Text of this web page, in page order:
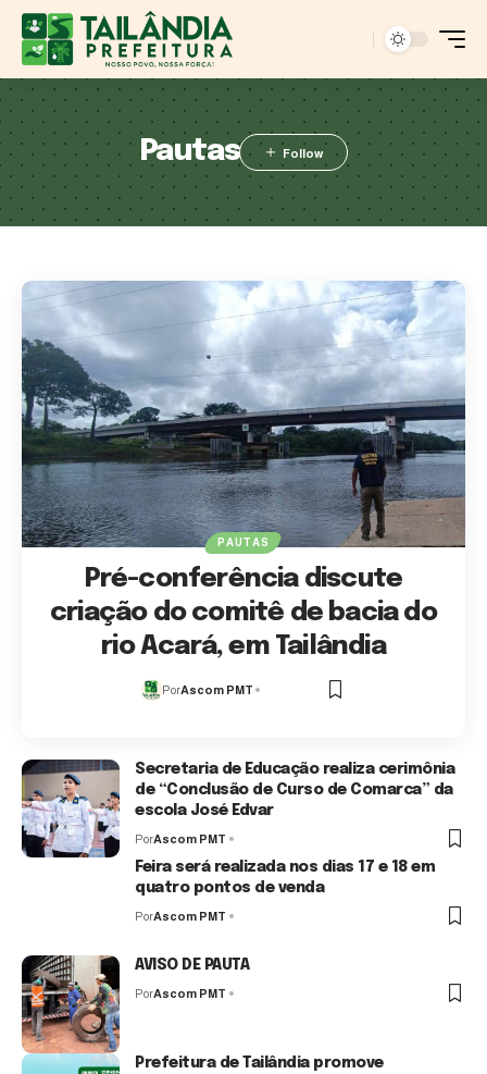
Pautas
PAUTAS
Pré-conferência discute
criação do comitê de bacia do
rio Acará, em Tailândia
PorAscom PMT
Secretaria de Educação realiza cerimônia
de “Conclusão de Curso de Comarca” da
escola José Edvar
PorAscom PMT 1 Min Read
Feira será realizada nos dias 17 e 18 em
quatro pontos de venda
PorAscom PMT 1 Min Read
AVISO DE PAUTA
PorAscom PMT 1 Min Read
Prefeitura de Tailândia promove